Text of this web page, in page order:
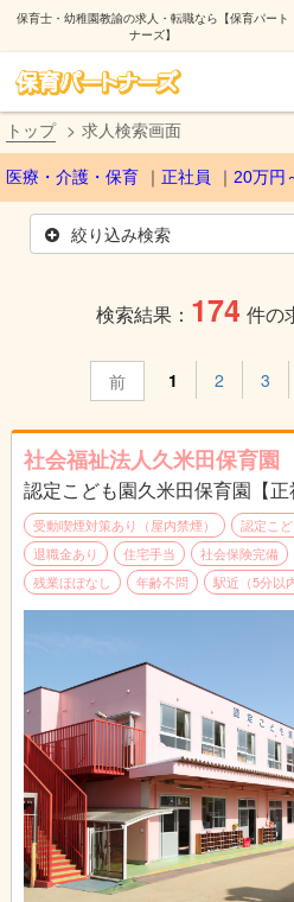
保育士・幼稚園教諭の求人・転職なら【保育パート
ナーズ】
トップ 求人検索画面
医療・介護・保育 正社員 20万円
絞り込み検索
検索結果： 174 件の
前 1 2 3
社会福祉法人久米田保育園
認定こども園久米田保育園【正
受動喫煙対策あり（屋内禁煙） 認定こ
退職金あり
住宅手当 社会保険完備
残業ほぼなし
年齢不問 駅近（5分以